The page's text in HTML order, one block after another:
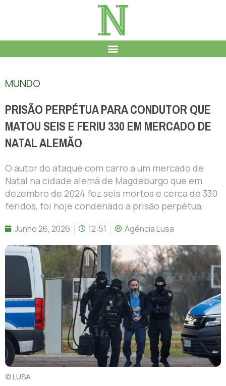
MUNDO
PRISÃO PERPÉTUA PARA CONDUTOR QUE
MATOU SEIS E FERIU 330 EM MERCADO DE
NATAL ALEMÃO
O autor do ataque com carro a um mercado de
Natal na cidade alemã de Magdeburgo que em
dezembro de 2024 fez seis mortos e cerca de 330
feridos, foi hoje condenado a prisão perpétua.
Junho 26, 2026 12:51 Agência Lusa
© LUSA